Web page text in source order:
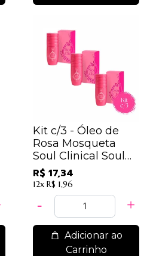
Kit c/3 - Óleo de
Rosa Mosqueta
Soul Clinical Soul
Cosméticos 10 mL
R$ 17,34
12x R$ 1,96
Adicionar ao
Carrinho